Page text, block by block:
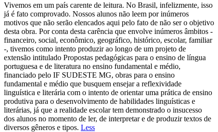
Vivemos em um país carente de leitura. No Brasil, infelizmente, isso
já é fato comprovado. Nossos alunos não leem por inúmeros
motivos que não serão elencados aqui pelo fato de não ser o objetivo
desta obra. Por conta desta carência que envolve inúmeros âmbitos -
financeiro, social, econômico, geográfico, histórico, escolar, familiar
-, tivemos como intento produzir ao longo de um projeto de
extensão intitulado Propostas pedagógicas para o ensino de língua
portuguesa e de literatura no ensino fundamental e médio,
financiado pelo IF SUDESTE MG, obras para o ensino
fundamental e médio que busquem ensejar a reflexividade
linguística e literária com o intento de orientar uma prática de ensino
produtiva para o desenvolvimento de habilidades linguísticas e
literárias, já que a realidade escolar tem demonstrado o insucesso
dos alunos no momento de ler, de interpretar e de produzir textos de
diversos gêneros e tipos. Less